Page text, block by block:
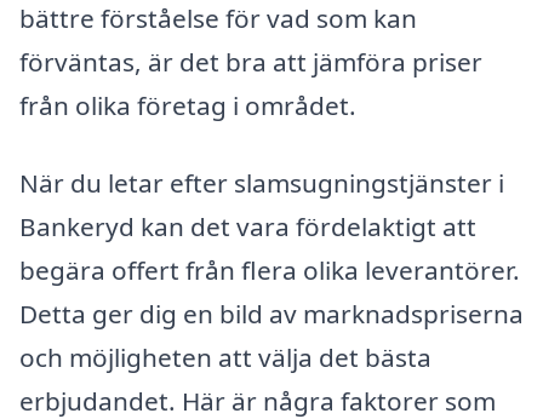
bättre förståelse för vad som kan
förväntas, är det bra att jämföra priser
från olika företag i området.
När du letar efter slamsugningstjänster i
Bankeryd kan det vara fördelaktigt att
begära offert från flera olika leverantörer.
Detta ger dig en bild av marknadspriserna
och möjligheten att välja det bästa
erbjudandet. Här är några faktorer som